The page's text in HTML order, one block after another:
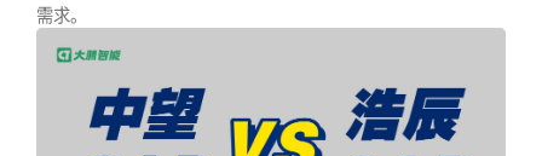
需求。